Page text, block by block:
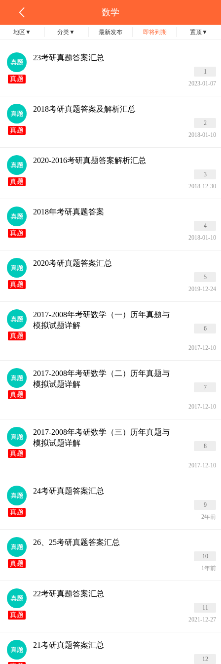
数学
地区 ▼ 分类▼ 最新发布 即将到期 置顶▼
真题
23考研真题答案汇总
1
2023-01-07
真题
2018考研真题答案及解析汇总
2
2018-01-10
真题
2020-2016考研真题答案解析汇总
3
2018-12-30
真题
2018年考研真题答案
4
2018-01-10
真题
2020考研真题答案汇总
5
2019-12-24
真题
2017-2008年考研数学（一）历年真题与
模拟试题详解
6
2017-12-10
真题
2017-2008年考研数学（二）历年真题与
模拟试题详解
7
2017-12-10
真题
2017-2008年考研数学（三）历年真题与
模拟试题详解
8
2017-12-10
真题
24考研真题答案汇总
9
2年前
真题
26、25考研真题答案汇总
10
1年前
真题
22考研真题答案汇总
11
2021-12-27
21考研真题答案汇总
12